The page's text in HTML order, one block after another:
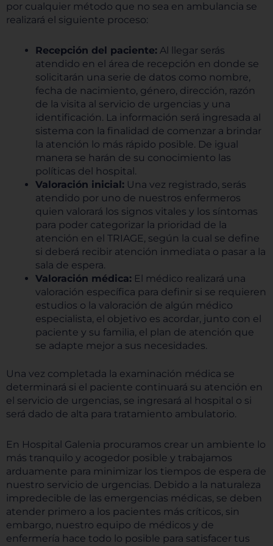
por cualquier método que no sea en ambulancia se
realizará el siguiente proceso:
Recepción del paciente: Al llegar serás
atendido en el área de recepción en donde se
solicitarán una serie de datos como nombre,
fecha de nacimiento, género, dirección, razón
de la visita al servicio de urgencias y una
identificación. La información será ingresada al
sistema con la finalidad de comenzar a brindar
la atención lo más rápido posible. De igual
manera se harán de su conocimiento las
políticas del hospital.
Valoración inicial: Una vez registrado, serás
atendido por uno de nuestros enfermeros
quien valorará los signos vitales y los síntomas
para poder categorizar la prioridad de la
atención en el TRIAGE, según la cual se define
si deberá recibir atención inmediata o pasar a la
sala de espera.
Valoración médica: El médico realizará una
valoración específica para definir si se requieren
estudios o la valoración de algún médico
especialista, el objetivo es acordar, junto con el
paciente y su familia, el plan de atención que
se adapte mejor a sus necesidades.
Una vez completada la examinación médica se
determinará si el paciente continuará su atención en
el servicio de urgencias, se ingresará al hospital o si
será dado de alta para tratamiento ambulatorio.
En Hospital Galenia procuramos crear un ambiente lo
más tranquilo y acogedor posible y trabajamos
arduamente para minimizar los tiempos de espera de
nuestro servicio de urgencias. Debido a la naturaleza
impredecible de las emergencias médicas, se deben
atender primero a los pacientes más críticos, sin
embargo, nuestro equipo de médicos y de
enfermería hace todo lo posible para satisfacer tus